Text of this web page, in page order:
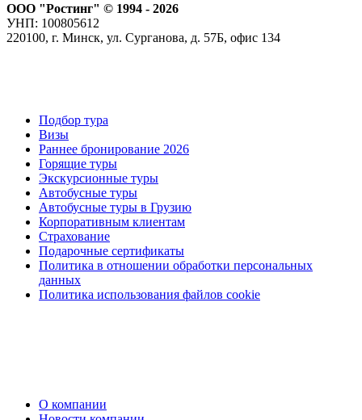
ООО "Ростинг" © 1994 - 2026
УНП: 100805612
220100, г. Минск, ул. Сурганова, д. 57Б, офис 134
Подбор тура
Визы
Раннее бронирование 2026
Горящие туры
Экскурсионные туры
Автобусные туры
Автобусные туры в Грузию
Корпоративным клиентам
Страхование
Подарочные сертификаты
Политика в отношении обработки персональных
данных
Политика использования файлов cookie
О компании